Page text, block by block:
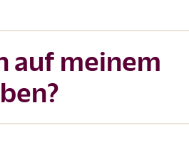
auf meinem